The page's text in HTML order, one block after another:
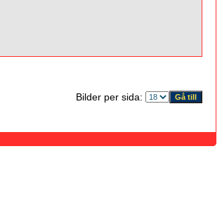
Bilder per sida: